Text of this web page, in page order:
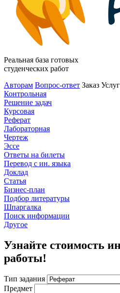
Реальная база готовых
студенческих работ
Авторам Вопрос-ответ Заказ
Контрольная
Решение задач
Курсовая
Реферат
Лабораторная
Чертеж
Эссе
Ответы на билеты
Перевод с ин. языка
Доклад
Статья
Бизнес-план
Подбор литературы
Шпаргалка
Поиск информации
Другое
Узнайте стоимость
работы!
Тип задания
Предмет